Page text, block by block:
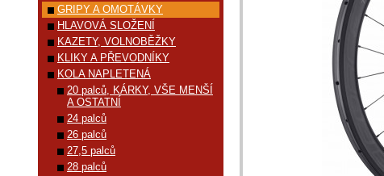
GRIPY A OMOTÁVKY
HLAVOVÁ SLOŽENÍ
KAZETY, VOLNOBĚŽKY
KLIKY A PŘEVODNÍKY
KOLA NAPLETENÁ
20 palců, KÁRKY, VŠE MENŠÍ
A OSTATNÍ
24 palců
26 palců
27,5 palců
28 palců